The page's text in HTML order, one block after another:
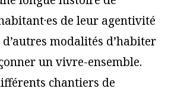
de leur agentivité
d’autres modalités d’habiter
un vivre-ensemble.
chantiers de